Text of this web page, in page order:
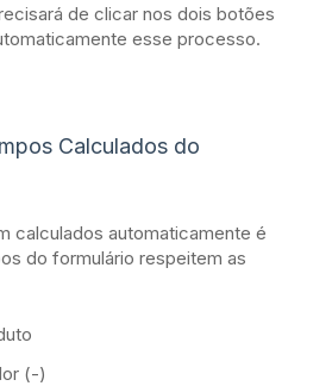
de clicar nos dois botões
esse processo.
Calculados do
calculados automaticamente é
do formulário respeitem as
(-)